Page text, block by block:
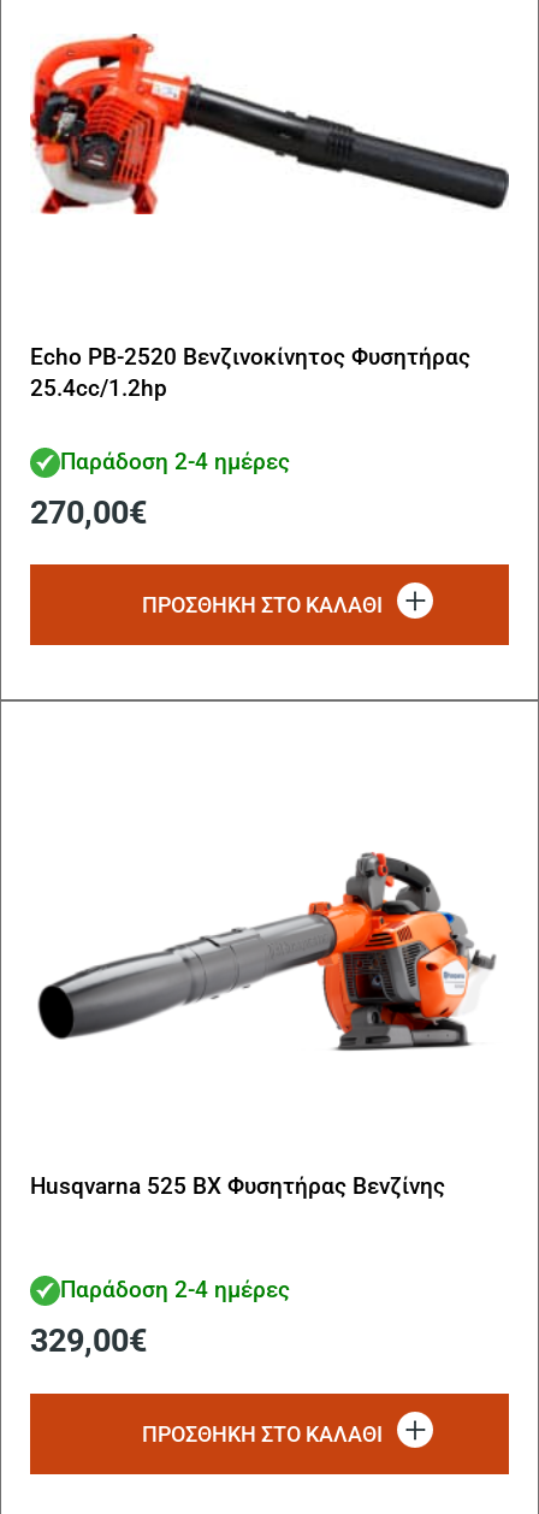
Echo PB-2520 Βενζινοκίνητος Φυσητήρας
25.4cc/1.2hp
Παράδοση 2-4 ημέρες
270,00€
ΠΡΟΣΘΗΚΗ ΣΤΟ ΚΑΛΑΘΙ
Husqvarna 525 BX Φυσητήρας Βενζίνης
Παράδοση 2-4 ημέρες
329,00€
ΠΡΟΣΘΗΚΗ ΣΤΟ ΚΑΛΑΘΙ